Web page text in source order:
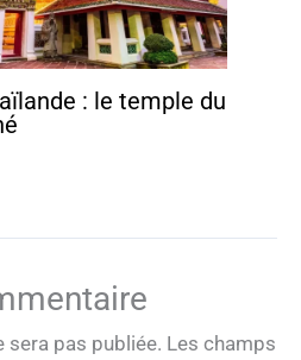
: le temple du
sera pas publiée. Les champs